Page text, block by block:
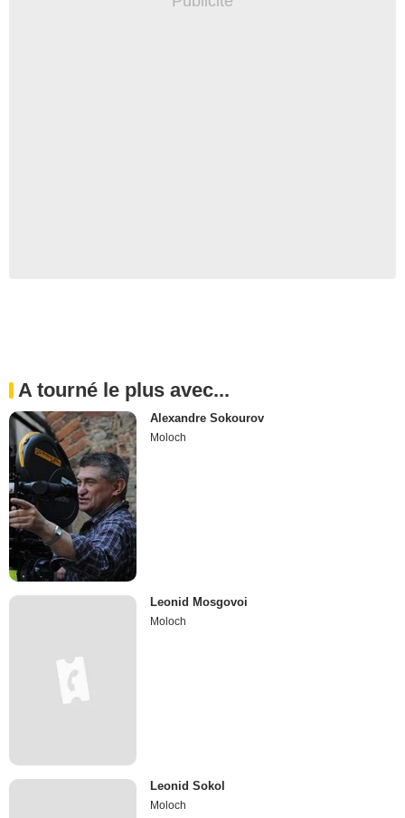
A tourné le plus avec...
Alexandre Sokourov
Moloch
Leonid Mosgovoi
Moloch
Leonid Sokol
Moloch